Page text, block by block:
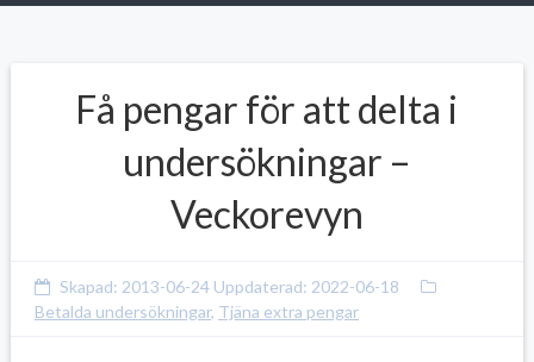
Få pengar för att delta i
undersökningar –
Veckorevyn
Skapad: 2013-06-24 Uppdaterad: 2022-06-18
Betalda undersökningar, Tjäna extra pengar